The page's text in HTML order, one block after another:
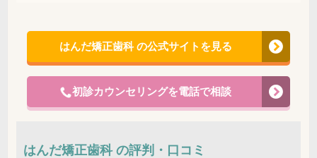
はんだ矯正歯科 の公式サイトを見る
初診カウンセリングを電話で相談
はんだ矯正歯科 の評判・口コミ